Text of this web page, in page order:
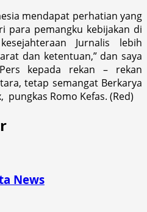
mendapat perhatian yang
para pemangku kebijakan di
Jurnalis lebih
dan ketentuan,” dan saya
kepada rekan – rekan
tetap semangat Berkarya
Romo Kefas. (Red)
News